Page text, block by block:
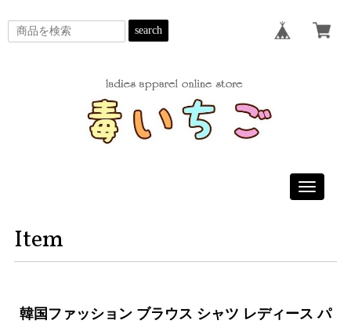
search
Toggle
Item
韓国ファッション ブラウス シャツ レディース パ